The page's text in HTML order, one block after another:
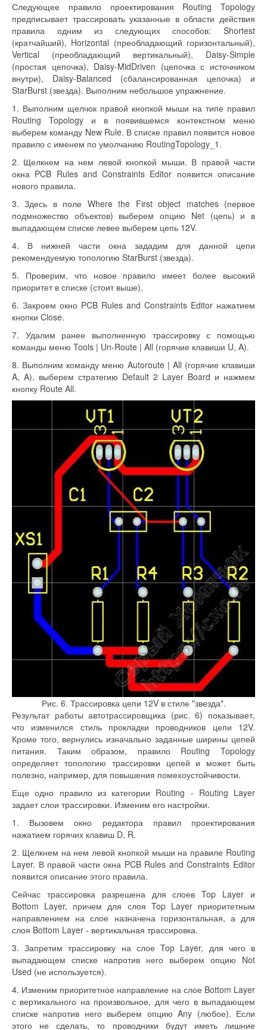
Следующее правило проектирования Routing Topology
предписывает трассировать указанные в области действия
правила одним из следующих способов: Shortest
(кратчайший), Horizontal (преобладающий горизонтальный),
Vertical (преобладающий вертикальный), Daisy-Simple
(простая цепочка), Daisy-MidDriven (цепочка с источником
внутри), Daisy-Balanced (сбалансированная цепочка) и
StarBurst (звезда). Выполним небольшое упражнение.
1. Выполним щелчок правой кнопкой мыши на типе правил
Routing Topology и в появившемся контекстном меню
выберем команду New Rule. В списке правил появится новое
правило с именем по умолчанию RoutingTopology_1.
2. Щелкнем на нем левой кнопкой мыши. В правой части
окна PCB Rules and Constraints Editor появится описание
нового правила.
3. Здесь в поле Where the First object matches (первое
подмножество объектов) выберем опцию Net (цепь) и в
выпадающем списке левее выберем цепь 12V.
4. В нижней части окна зададим для данной цепи
рекомендуемую топологию StarBurst (звезда).
5. Проверим, что новое правило имеет более высокий
приоритет в списке (стоит выше).
6. Закроем окно PCB Rules and Constraints Editor нажатием
кнопки Close.
7. Удалим ранее выполненную трассировку с помощью
команды меню Tools | Un-Route | All (горячие клавиши U, A).
8. Выполним команду меню Autoroute | All (горячие клавиши
A, A), выберем стратегию Default 2 Layer Board и нажмем
кнопку Route All.
Рис. 6. Трассировка цепи 12V в стиле "звезда".
Результат работы автотрассировщика (рис. 6) показывает,
что изменился стиль прокладки проводников цепи 12V.
Кроме того, вернулись изначально заданные ширины цепей
питания. Таким образом, правило Routing Topology
определяет топологию трассировки цепей и может быть
полезно, например, для повышения помехоустойчивости.
Еще одно правило из категории Routing - Routing Layer
задает слои трассировки. Изменим его настройки.
1. Вызовем окно редактора правил проектирования
нажатием горячих клавиш D, R.
2. Щелкнем на нем левой кнопкой мыши на правиле Routing
Layer. В правой части окна PCB Rules and Constraints Editor
появится описание этого правила.
Сейчас трассировка разрешена для слоев Top Layer и
Bottom Layer, причем для слоя Top Layer приоритетным
направлением на слое назначена горизонтальная, а для
слоя Bottom Layer - вертикальная трассировка.
3. Запретим трассировку на слое Top Layer, для чего в
выпадающем списке напротив него выберем опцию Not
Used (не используется).
4. Изменим приоритетное направление на слое Bottom Layer
с вертикального на произвольное, для чего в выпадающем
списке напротив него выберем опцию Any (любое). Если
этого не сделать, то проводники будут иметь лишние